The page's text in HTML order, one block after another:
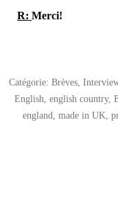
R: Merci!
Catégorie: Brèves,
English english country,
england made in UK